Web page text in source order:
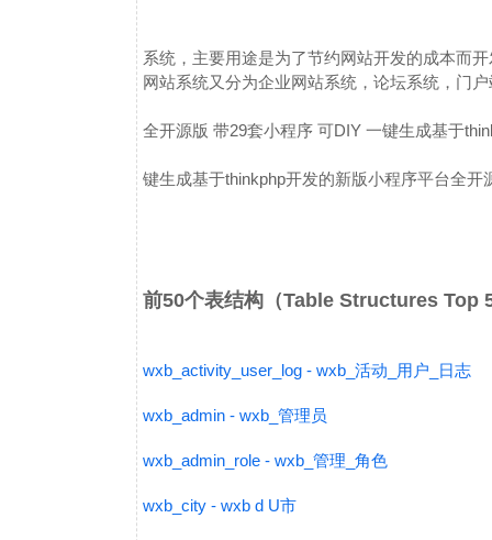
系统，主要用途是为了节约网站开发的成本而
网站系统又分为企业网站系统，论坛系统，门
全开源版 带29套小程序 可DIY 一键生成基于
键生成基于thinkphp开发的新版小程序平台全
前50个表结构（Table Structures Top
wxb_activity_user_log - wxb_活动_用户_日志
wxb_admin - wxb_管理员
wxb_admin_role - wxb_管理_角色
wxb_city - wxb d U市